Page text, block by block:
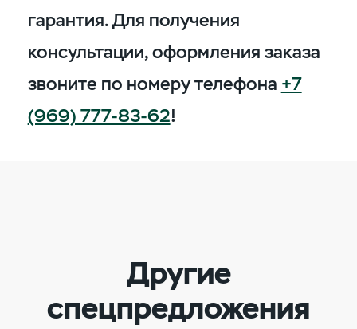
гарантия. Для получения
консультации, оформления заказа
звоните по номеру телефона +7
(969) 777-83-62!
Другие
спецпредложения